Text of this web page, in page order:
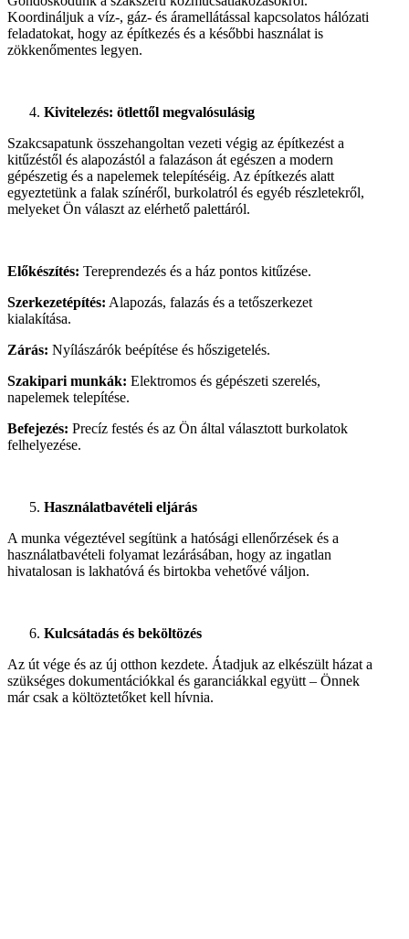
Koordináljuk a víz-, gáz- és áramellátással kapcsolatos hálózati
feladatokat, hogy az építkezés és a későbbi használat is
zökkenőmentes legyen.
Kivitelezés: ötlettől megvalósulásig
Szakcsapatunk összehangoltan vezeti végig az építkezést a
kitűzéstől és alapozástól a falazáson át egészen a modern
gépészetig és a napelemek telepítéséig. Az építkezés alatt
egyeztetünk a falak színéről, burkolatról és egyéb részletekről,
melyeket Ön választ az elérhető palettáról.
Előkészítés: Tereprendezés és a ház pontos kitűzése.
Szerkezetépítés: Alapozás, falazás és a tetőszerkezet
kialakítása.
Zárás: Nyílászárók beépítése és hőszigetelés.
Szakipari munkák: Elektromos és gépészeti szerelés,
napelemek telepítése.
Befejezés: Precíz festés és az Ön által választott burkolatok
felhelyezése.
Használatbavételi eljárás
A munka végeztével segítünk a hatósági ellenőrzések és a
használatbavételi folyamat lezárásában, hogy az ingatlan
hivatalosan is lakhatóvá és birtokba vehetővé váljon.
Kulcsátadás és beköltözés
Az út vége és az új otthon kezdete. Átadjuk az elkészült házat a
szükséges dokumentációkkal és garanciákkal együtt – Önnek
már csak a költöztetőket kell hívnia.